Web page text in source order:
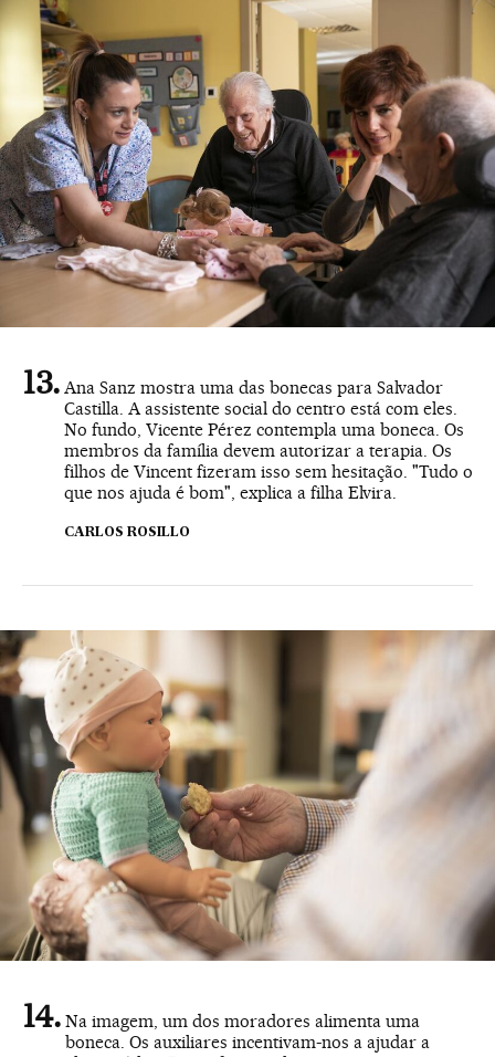
Ana Sanz mostra uma das bonecas para Salvador
Castilla. A assistente social do centro está com eles.
No fundo, Vicente Pérez contempla uma boneca. Os
membros da família devem autorizar a terapia. Os
filhos de Vincent fizeram isso sem hesitação. "Tudo o
que nos ajuda é bom", explica a filha Elvira.
CARLOS ROSILLO
Na imagem, um dos moradores alimenta uma
boneca. Os auxiliares incentivam-nos a ajudar a